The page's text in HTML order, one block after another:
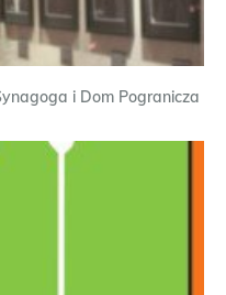
i Dom Pogranicza